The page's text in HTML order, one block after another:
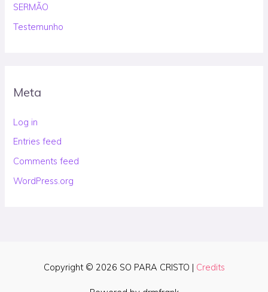
SERMÃO
Testemunho
Meta
Log in
Entries feed
Comments feed
WordPress.org
Copyright © 2026 SO PARA CRISTO | Credits